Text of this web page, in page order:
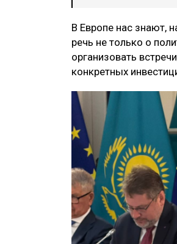
В Европе нас знают,
речь не только о
организовать
конкретных